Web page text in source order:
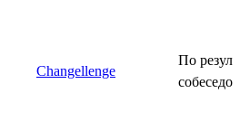
Changellenge
По